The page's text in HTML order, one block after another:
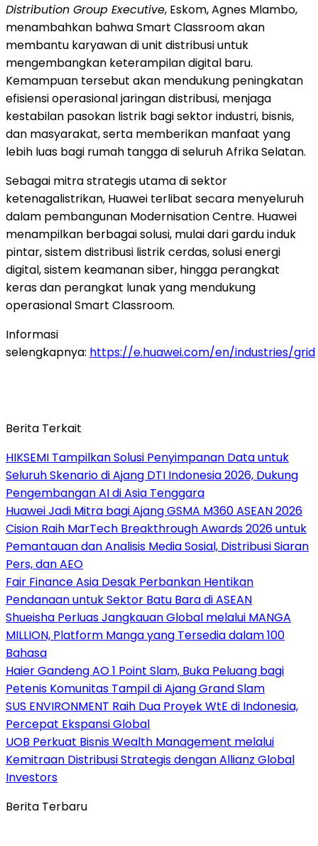
Distribution Group Executive, Eskom, Agnes Mlambo,
menambahkan bahwa Smart Classroom akan
membantu karyawan di unit distribusi untuk
mengembangkan keterampilan digital baru.
Kemampuan tersebut akan mendukung peningkatan
efisiensi operasional jaringan distribusi, menjaga
kestabilan pasokan listrik bagi sektor industri, bisnis,
dan masyarakat, serta memberikan manfaat yang
lebih luas bagi rumah tangga di seluruh Afrika Selatan.
Sebagai mitra strategis utama di sektor
ketenagalistrikan, Huawei terlibat secara menyeluruh
dalam pembangunan Modernisation Centre. Huawei
menampilkan berbagai solusi, mulai dari gardu induk
pintar, sistem distribusi listrik cerdas, solusi energi
digital, sistem keamanan siber, hingga perangkat
keras dan perangkat lunak yang mendukung
operasional Smart Classroom.
Informasi
selengkapnya: https://e.huawei.com/en/industries/grid
Berita Terkait
HIKSEMI Tampilkan Solusi Penyimpanan Data untuk
Seluruh Skenario di Ajang DTI Indonesia 2026, Dukung
Pengembangan AI di Asia Tenggara
Huawei Jadi Mitra bagi Ajang GSMA M360 ASEAN 2026
Cision Raih MarTech Breakthrough Awards 2026 untuk
Pemantauan dan Analisis Media Sosial, Distribusi Siaran
Pers, dan AEO
Fair Finance Asia Desak Perbankan Hentikan
Pendanaan untuk Sektor Batu Bara di ASEAN
Shueisha Perluas Jangkauan Global melalui MANGA
MILLION, Platform Manga yang Tersedia dalam 100
Bahasa
Haier Gandeng AO 1 Point Slam, Buka Peluang bagi
Petenis Komunitas Tampil di Ajang Grand Slam
SUS ENVIRONMENT Raih Dua Proyek WtE di Indonesia,
Percepat Ekspansi Global
UOB Perkuat Bisnis Wealth Management melalui
Kemitraan Distribusi Strategis dengan Allianz Global
Investors
Berita Terbaru